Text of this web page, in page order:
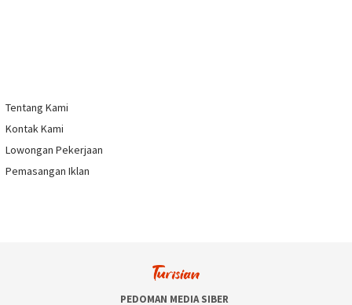
Tentang Kami
Kontak Kami
Lowongan Pekerjaan
Pemasangan Iklan
PEDOMAN MEDIA SIBER